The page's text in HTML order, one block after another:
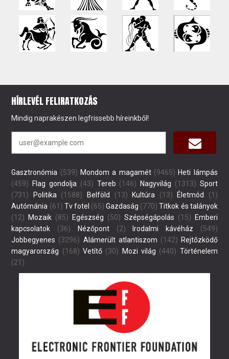
HÍRLEVÉL FELIRATKOZÁS
Mindig naprakészen legfrissebb híreinkből!
Gasztronómia (539) Mondom a magamét(9465) Heti lámpás
(459)
Flag gondolja (43) Tereb (146) Nagyvilág (1313) Sport
(731)
Politika (1588) Belföld (13) Kultúra (13) Életmód
(1)
Autómánia (61) Tv fotel (65) Gazdaság (770) Titkok és talányok
(12)
Mozaik (85) Egészség (50) Szépségápolás (15)
Emberi
kapcsolatok (36) Nézőpont(2) Irodalmi kávéház (549)
Jobbegyenes (3296) Alámerült atlantiszom (142) Rejtőzködő
magyarország (168) Vetítő (30) Mozi világ (440) Történelem
(21)